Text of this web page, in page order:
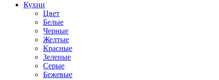
Кухни
Цвет
Белые
Черные
Желтые
Красные
Зеленые
Серые
Бежевые